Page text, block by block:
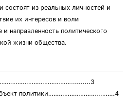
состоят из реальных личностей и
их интересов и воли
направленность политического
жизни общества.
политики………………………...…….4